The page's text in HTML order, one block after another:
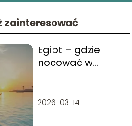
zainteresować
Egipt – gdzie
nocować w
2026-03-14